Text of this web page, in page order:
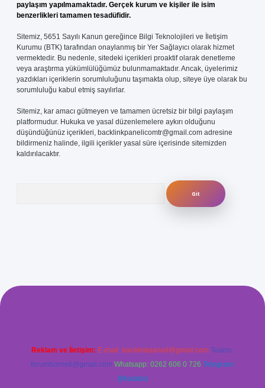
paylaşım yapılmamaktadır. Gerçek kurum ve kişiler ile isim
benzerlikleri tamamen tesadüfidir.
Sitemiz, 5651 Sayılı Kanun gereğince Bilgi Teknolojileri ve İletişim
Kurumu (BTK) tarafından onaylanmış bir Yer Sağlayıcı olarak hizmet
vermektedir. Bu nedenle, sitedeki içerikleri proaktif olarak denetleme
veya araştırma yükümlülüğümüz bulunmamaktadır. Ancak, üyelerimiz
yazdıkları içeriklerin sorumluluğunu taşımakta olup, siteye üye olarak bu
sorumluluğu kabul etmiş sayılırlar.
Sitemiz, kar amacı gütmeyen ve tamamen ücretsiz bir bilgi paylaşım
platformudur. Hukuka ve yasal düzenlemelere aykırı olduğunu
düşündüğünüz içerikleri, backlinkpanelicomtr@gmail.com adresine
bildirmeniz halinde, ilgili içerikler yasal süre içerisinde sitemizden
kaldırılacaktır.
Reklam ve İletişim: E-mail: backlinkpaneli@gmail.com Teams:
forumhizmeti@gmail.com Whatsapp: 0262 606 0 726 Telegram:
@karabul